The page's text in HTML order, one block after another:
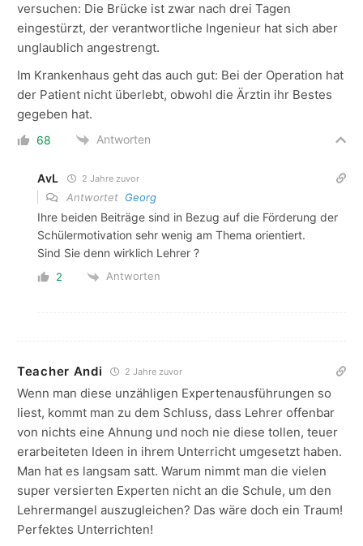
versuchen: Die Brücke ist zwar nach drei Tagen
eingestürzt, der verantwortliche Ingenieur hat sich aber
unglaublich angestrengt.
Im Krankenhaus geht das auch gut: Bei der Operation hat
der Patient nicht überlebt, obwohl die Ärztin ihr Bestes
gegeben hat.
68 Antworten
AvL 2 Jahre zuvor
Antwortet Georg
Ihre beiden Beiträge sind in Bezug auf die Förderung der
Schülermotivation sehr wenig am Thema orientiert.
Sind Sie denn wirklich Lehrer ?
2 Antworten
Teacher Andi 2 Jahre zuvor
Wenn man diese unzähligen Expertenausführungen so
liest, kommt man zu dem Schluss, dass Lehrer offenbar
von nichts eine Ahnung und noch nie diese tollen, teuer
erarbeiteten Ideen in ihrem Unterricht umgesetzt haben.
Man hat es langsam satt. Warum nimmt man die vielen
super versierten Experten nicht an die Schule, um den
Lehrermangel auszugleichen? Das wäre doch ein Traum!
Perfektes Unterrichten!